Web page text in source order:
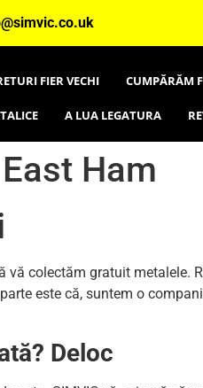
FIER VECHI CUMPĂRĂM
A LUA LEGATURA
Ham
vă colectăm gratuit metalele.
este că, suntem o
Deloc